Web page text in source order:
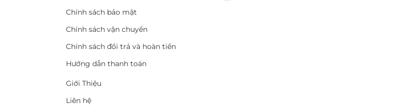
Chính sách bảo mật
Chính sách vận chuyển
Chính sách đổi trả và hoàn tiền
Hướng dẫn thanh toán
Giới Thiệu
Liên hệ